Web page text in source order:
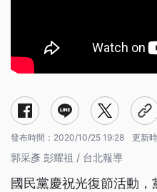
發布時間： 2020/10/25 19:28 更新
郭采彥 彭耀祖 / 台北報導
國民黨慶祝光復節活動